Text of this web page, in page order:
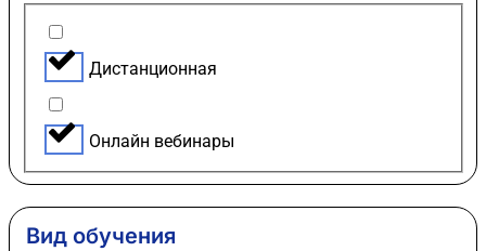
Дистанционная
Онлайн вебинары
Вид обучения